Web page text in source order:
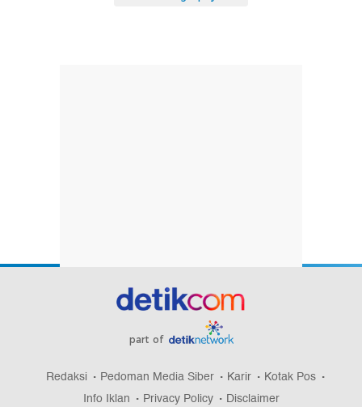
part of
Redaksi Pedoman Media Siber Karir
Kotak Pos
Info Iklan
Privacy Policy Disclaimer